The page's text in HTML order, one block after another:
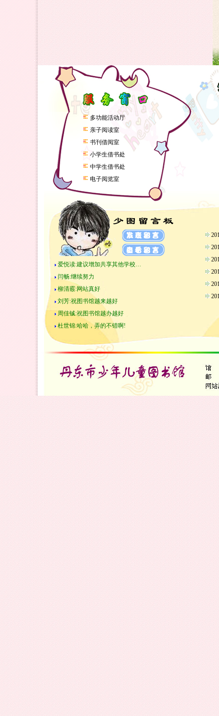
多功能活动厅
亲子阅读室
书刊借阅室
小学生借书处
中学生借书处
电子阅览室
爱悦读:建议增加共享其他学校…
闫畅:继续努力
柳清霰:网站真好
刘芳:祝图书馆越来越好
周佳铖:祝图书馆越办越好
杜世锦:哈哈，弄的不错啊!